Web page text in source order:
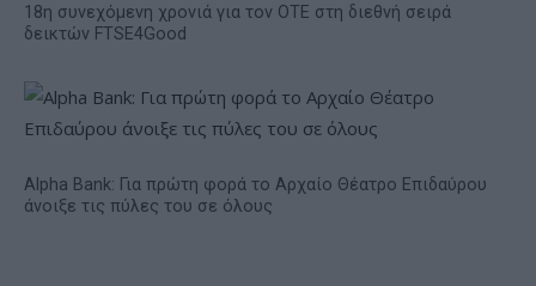
18η συνεχόμενη χρονιά για τον ΟΤΕ στη διεθνή σειρά
δεικτών FTSE4Good
Alpha Bank: Για πρώτη φορά το Αρχαίο Θέατρο Επιδαύρου
άνοιξε τις πύλες του σε όλους